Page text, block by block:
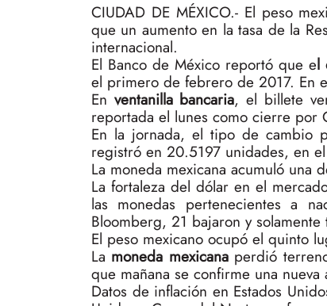
CIUDAD DE MÉXICO.- El peso
que un aumento en la tasa de la
internacional.
El Banco de México reportó que el
el primero de febrero de 2017. En
En ventanilla bancaria, el billete
reportada el lunes como cierre por
En la jornada, el tipo de cambio
registró en 20.5197 unidades, en
La moneda mexicana acumuló una
La fortaleza del dólar en el
las monedas pertenecientes a
Bloomberg, 21 bajaron y
El peso mexicano ocupó el quinto
La moneda mexicanaperdió
que mañana se confirme una
Datos de inflación en Estados